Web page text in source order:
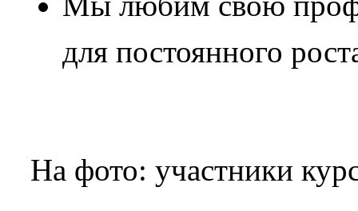
для постоянного
На фото: участники